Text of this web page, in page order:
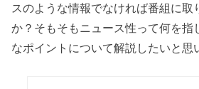
スのような情報でなければ番組に取
か？そもそもニュース性って何を指
なポイントについて解説したいと思